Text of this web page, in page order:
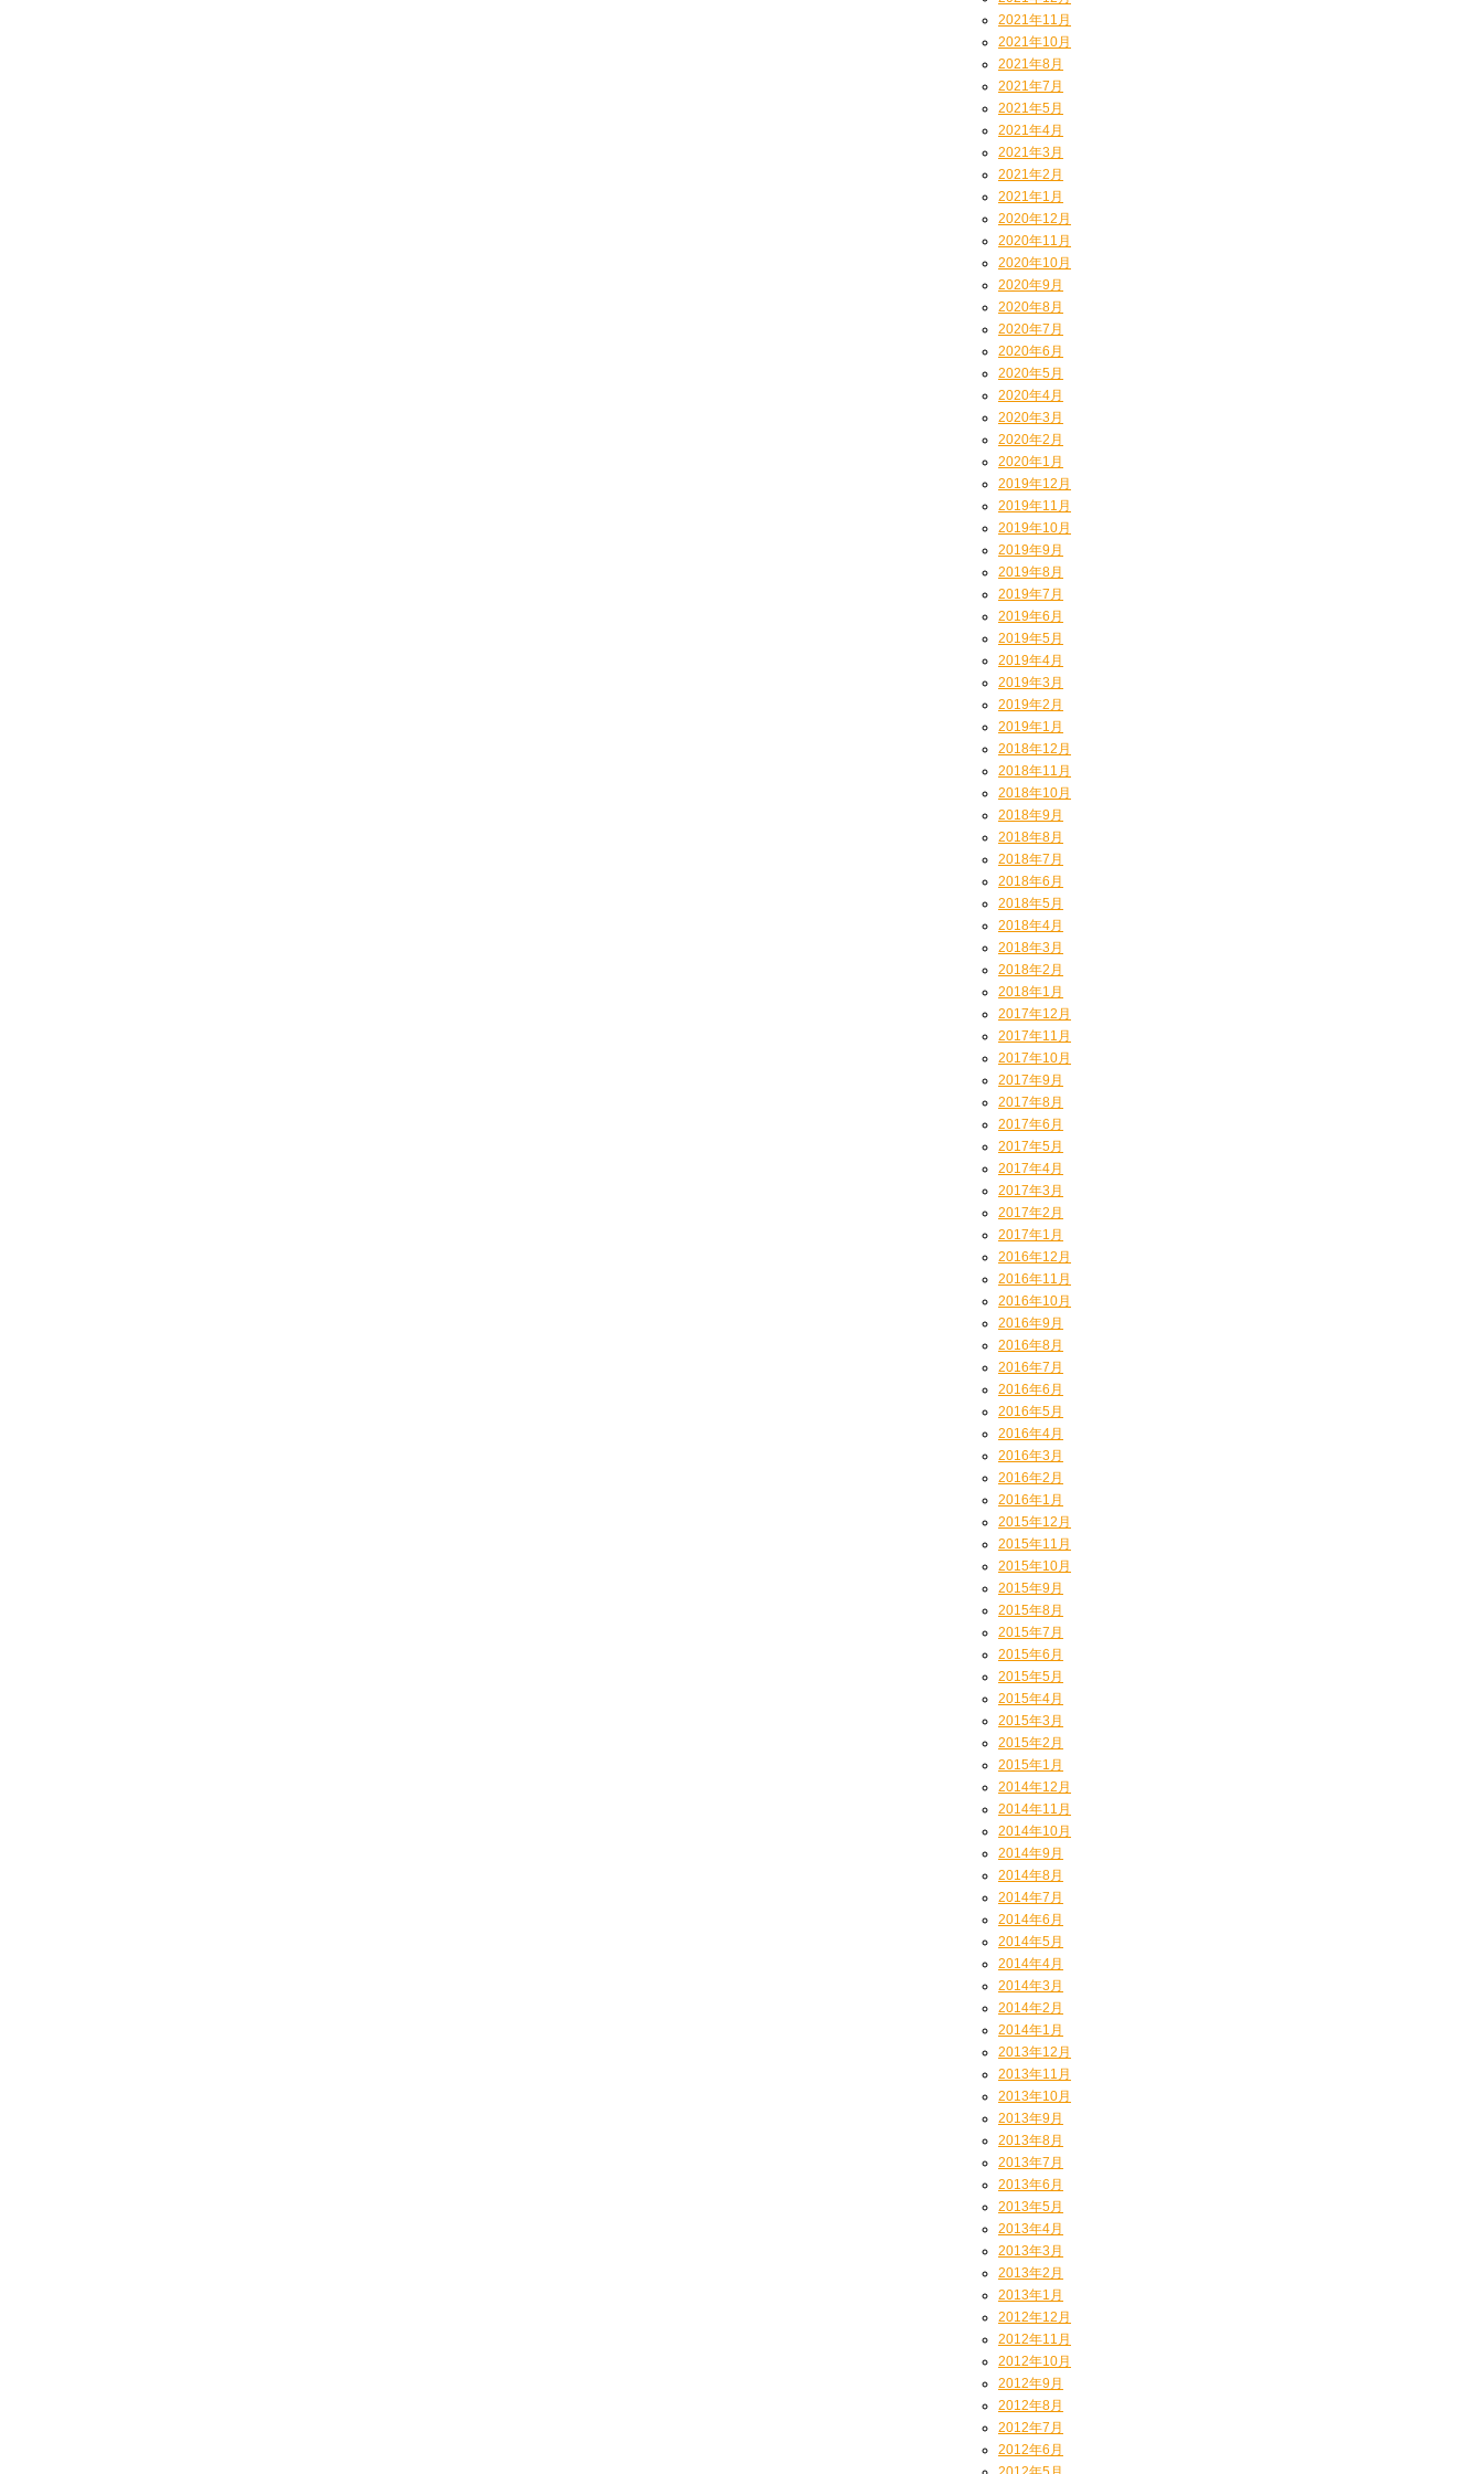
2021年11月
2021年10月
2021年8月
2021年7月
2021年5月
2021年4月
2021年3月
2021年2月
2021年1月
2020年12月
2020年11月
2020年10月
2020年9月
2020年8月
2020年7月
2020年6月
2020年5月
2020年4月
2020年3月
2020年2月
2020年1月
2019年12月
2019年11月
2019年10月
2019年9月
2019年8月
2019年7月
2019年6月
2019年5月
2019年4月
2019年3月
2019年2月
2019年1月
2018年12月
2018年11月
2018年10月
2018年9月
2018年8月
2018年7月
2018年6月
2018年5月
2018年4月
2018年3月
2018年2月
2018年1月
2017年12月
2017年11月
2017年10月
2017年9月
2017年8月
2017年6月
2017年5月
2017年4月
2017年3月
2017年2月
2017年1月
2016年12月
2016年11月
2016年10月
2016年9月
2016年8月
2016年7月
2016年6月
2016年5月
2016年4月
2016年3月
2016年2月
2016年1月
2015年12月
2015年11月
2015年10月
2015年9月
2015年8月
2015年7月
2015年6月
2015年5月
2015年4月
2015年3月
2015年2月
2015年1月
2014年12月
2014年11月
2014年10月
2014年9月
2014年8月
2014年7月
2014年6月
2014年5月
2014年4月
2014年3月
2014年2月
2014年1月
2013年12月
2013年11月
2013年10月
2013年9月
2013年8月
2013年7月
2013年6月
2013年5月
2013年4月
2013年3月
2013年2月
2013年1月
2012年12月
2012年11月
2012年10月
2012年9月
2012年8月
2012年7月
2012年6月